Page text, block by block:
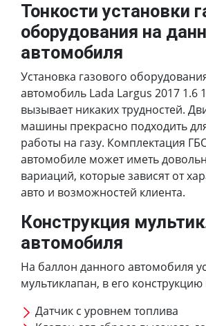
Тонкости установки
оборудования на
автомобиля
Установка газового
автомобиль Lada Largus 2017 1.6
вызывает никаких трудностей.
машины прекрасно подходить
работы на газу. Комплектация
автомобиле может иметь
вариаций, которые зависят от
авто и возможностей клиента.
Конструкция
автомобиля
На баллон данного автомобиля
мультиклапан, в его конструкцию
Датчик с уровнем топлива